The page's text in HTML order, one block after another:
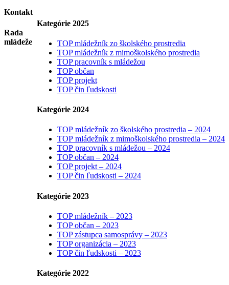
Kategórie 2025
TOP mládežník zo školského prostredia
TOP mládežník z mimoškolského prostredia
TOP pracovník s mládežou
TOP občan
TOP projekt
TOP čin ľudskosti
Kategórie 2024
TOP mládežník zo školského prostredia – 2024
TOP mládežník z mimoškolského prostredia – 2024
TOP pracovník s mládežou – 2024
TOP občan – 2024
TOP projekt – 2024
TOP čin ľudskosti – 2024
Kategórie 2023
TOP mládežník – 2023
TOP občan – 2023
TOP zástupca samosprávy – 2023
TOP organizácia – 2023
TOP čin ľudskosti – 2023
Kategórie 2022
Kontakt
Rada
mládeže